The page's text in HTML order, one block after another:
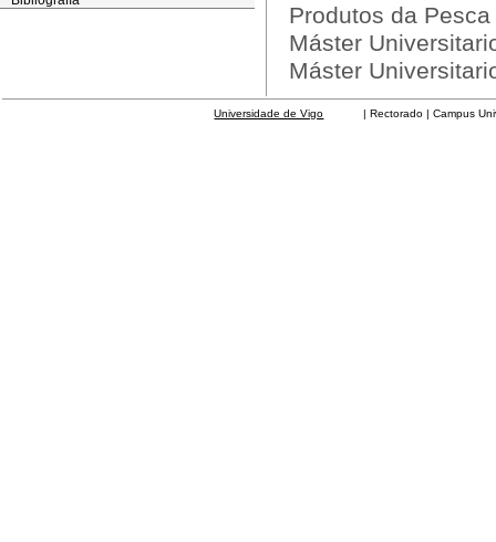
Produtos da Pesca
Máster
Máster
Universidade de Vigo | Rectorado | Campus